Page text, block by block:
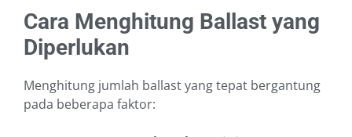
Cara Menghitung Ballast yang
Diperlukan
Menghitung jumlah ballast yang tepat bergantung
pada beberapa faktor: